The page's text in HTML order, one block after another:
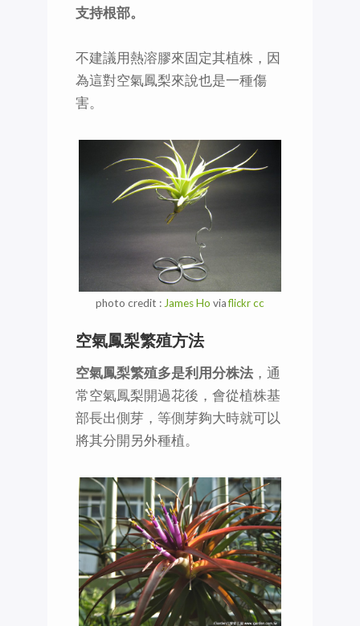
支持根部。
不建議用熱溶膠來固定其植株，因
為這對空氣鳳梨來說也是一種傷
害。
photo credit : James Ho viaflickrcc
空氣鳳梨繁殖方法
空氣鳳梨繁殖多是利用分株法 ，通
常空氣鳳梨開過花後，會從植株基
部長出側芽，等側芽夠大時就可以
將其分開另外種植。